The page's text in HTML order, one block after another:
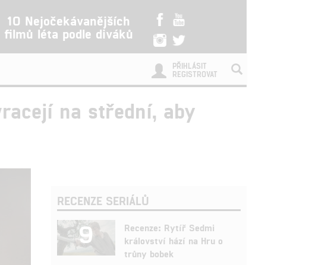
10 Nejočekávanějších
filmů léta podle diváků
PŘIHLÁSIT
REGISTROVAT
na střední, aby
RECENZE SERIÁLŮ
9
Recenze: Rytíř Sedmi
království hází na Hru o
trůny bobek